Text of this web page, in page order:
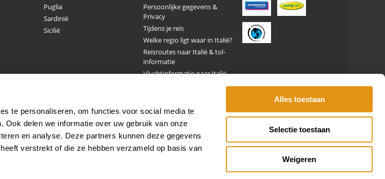
te personaliseren, om functies voor social media te
Ook delen we informatie over uw gebruik van onze
en analyse. Deze partners kunnen deze gegevens
verstrekt of die ze hebben verzameld op basis van
Alles toestaan
Selectie toestaan
Weigeren
Puglia
Sardinië
Sicilië
Persoonlijke gegevens &
Privacy
Tijdens je reis
Welke regio ligt waar in Italië?
Reisroutes naar Italië & tol-
informatie
Vluchtinformatie naar Italië
Autohuur
Vliegtickets
Treintickets
Reis- en/of
annuleringsverzekering